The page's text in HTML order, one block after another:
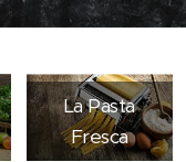
La Pasta
Fresca